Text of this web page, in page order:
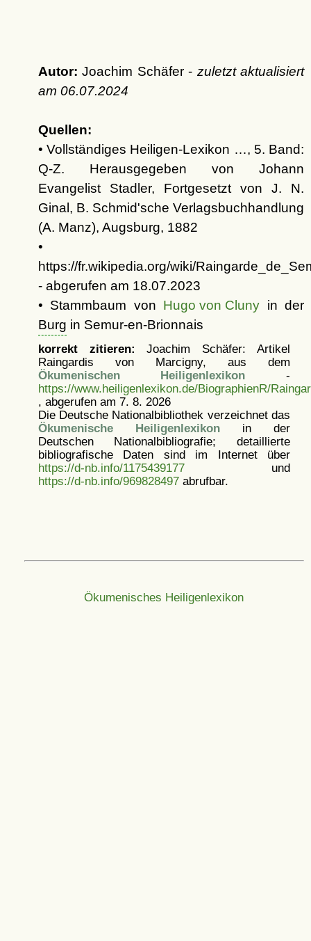
Autor: Joachim Schäfer - zuletzt aktualisiert
am 06.07.2024
Quellen:
• Vollständiges Heiligen-Lexikon …, 5. Band:
Q-Z. Herausgegeben von Johann
Evangelist Stadler, Fortgesetzt von J. N.
Ginal, B. Schmid'sche Verlagsbuchhandlung
(A. Manz), Augsburg, 1882
•
https://fr.wikipedia.org/wiki/
- abgerufen am 18.07.2023
• Stammbaum von Hugo von Cluny in der
Burg in Semur-en-Brionnais
korrekt zitieren: Joachim Schäfer: Artikel
Raingardis von Marcigny, aus dem
Ökumenischen Heiligenlexikon -
https://www.heiligenlexikon.de/BiographienR/
, abgerufen am 7. 8. 2026
Die Deutsche Nationalbibliothek verzeichnet das
Ökumenische Heiligenlexikonin der
Deutschen Nationalbibliografie; detaillierte
bibliografische Daten sind im Internet über
https://d-nb.info/1175439177und
https://d-nb.info/969828497abrufbar.
Ökumenisches Heiligenlexikon